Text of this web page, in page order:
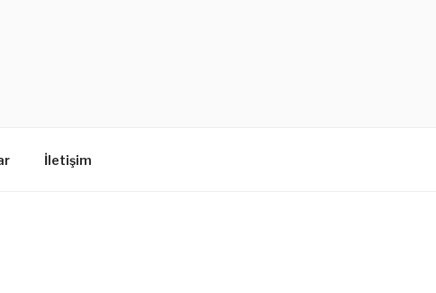
İletişim